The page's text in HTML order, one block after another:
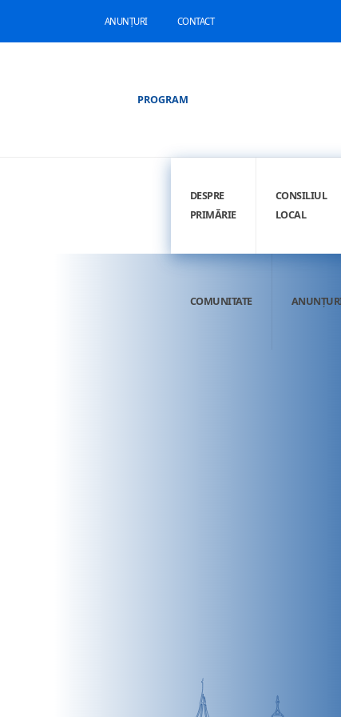
ANUNȚURI CONTACT
PROGRAM
DESPRE
PRIMĂRIE
CONSILIUL
LOCAL
COMUNITATE